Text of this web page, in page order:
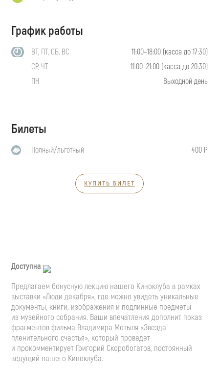
График работы
ВТ, ПТ, СБ, ВС
11:00–18:00 (касса до 17:30)
СР, ЧТ
11:00–21:00 (касса до 20:30)
ПН
Выходной день
Билеты
Полный/льготный 400 Р
КУПИТЬ БИЛЕТ
Доступна
Предлагаем бонусную лекцию нашего Киноклуба в рамках
выставки «Люди декабря», где можно увидеть уникальные
документы, книги, изображения и подлинные предметы
из музейного собрания. Ваши впечатления дополнит показ
фрагментов фильма Владимира Мотыля «Звезда
пленительного счастья», который проведет
и прокомментирует Григорий Скоробогатов, постоянный
ведущий нашего Киноклуба.